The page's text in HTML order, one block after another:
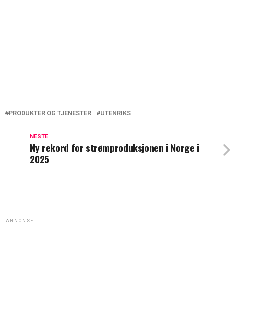
PRODUKTER OG TJENESTER UTENRIKS
NESTE
Ny rekord for strømproduksjonen i Norge i
2025
ANNONSE